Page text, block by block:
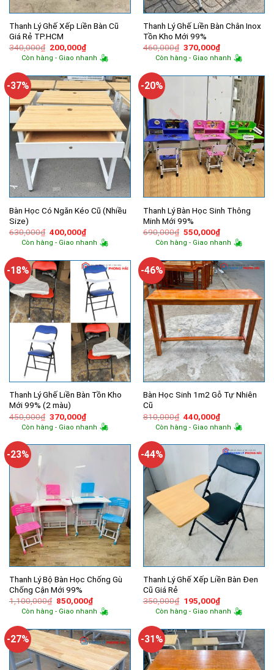
Thanh Lý Ghế Xếp Liền Bàn Cũ
Giá Rẻ TP.HCM
340,000₫ Giá
gốc
là:
200,000₫Giá
hiện
tại
200,000₫.
Còn hàng - Giao nhanh
Thanh Lý Ghế Liền Bàn Chân Inox
Tồn Kho Mới 99%
460,000₫ Giá
gốc
là:
370,000₫Giá
hiện
tại
370,000₫.
Còn hàng - Giao nhanh
-37%
Bàn Học Có Ngăn Kéo Cũ (Nhiều
Size)
630,000₫ Giá
gốc
là:
400,000₫Giá
hiện
tại
400,000₫.
Còn hàng - Giao nhanh
-20%
Thanh Lý Bàn Học Sinh Thông
Minh Mới 99%
690,000₫ Giá
gốc
là:
550,000₫Giá
hiện
tại
550,000₫.
Còn hàng - Giao nhanh
-18%
Thanh Lý Ghế Liền Bàn Tồn Kho
Mới 99% (2 màu)
450,000₫ Giá
gốc
là:
370,000₫Giá
hiện
tại
370,000₫.
Còn hàng - Giao nhanh
-46%
Bàn Học Sinh 1m2 Gỗ Tự Nhiên
Cũ
810,000₫ Giá
gốc
là:
440,000₫Giá
hiện
tại
440,000₫.
Còn hàng - Giao nhanh
-23%
Thanh Lý Bộ Bàn Học Chống Gù
Chống Cận Mới 99%
1,100,000₫ Giá
gốc
là:
850,000₫Giá
hiện
tại
850,000₫.
Còn hàng - Giao nhanh
-44%
Thanh Lý Ghế Xếp Liền Bàn Đen
Cũ Giá Rẻ
350,000₫ Giá
gốc
là:
195,000₫Giá
hiện
tại
195,000₫.
Còn hàng - Giao nhanh
-27% -31%